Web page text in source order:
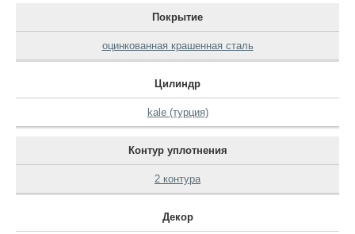
Покрытие
оцинкованная крашенная сталь
Цилиндр
kale (турция)
Контур уплотнения
2 контура
Декор